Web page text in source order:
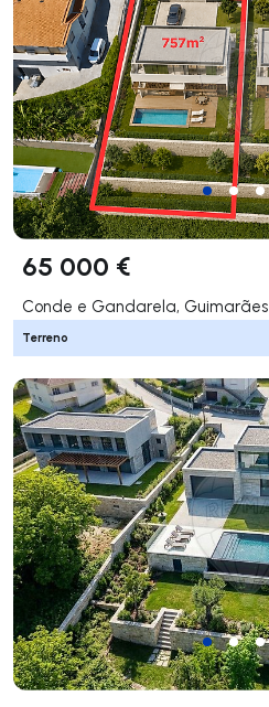
65 000 €
Conde e Gandarela, Guimarães
Terreno